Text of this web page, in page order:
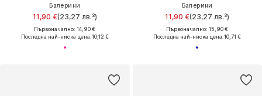
Балерини
11,90 €(23,27 лв.³)
Първоначално: 14,90 €
Последна най-ниска цена:10,12 €
Балерини
11,90 €(23,27 лв.³)
Първоначално: 15,90 €
Последна най-ниска цена:10,71 €